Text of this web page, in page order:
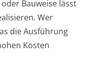
Bauweise lässt
Wer
die Ausführung
Kosten